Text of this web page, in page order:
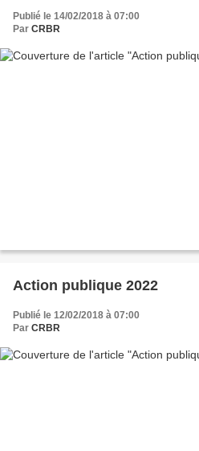
Publié le 14/02/2018 à 07:00
Par CRBR
Action publique 2022
Publié le 12/02/2018 à 07:00
Par CRBR